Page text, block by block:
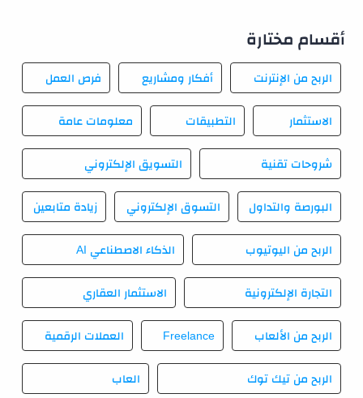
أقسام مختارة
الربح من الإنترنت أفكار ومشاريع فرص العمل
الاستثمار التطبيقات معلومات عامة
شروحات تقنية التسويق الإلكتروني
البورصة والتداول التسوق الإلكتروني زيادة متابعين
الربح من اليوتيوب الذكاء الاصطناعي AI
التجارة الإلكترونية الاستثمار العقاري
الربح من الألعاب Freelance العملات الرقمية
الربح من تيك توك العاب